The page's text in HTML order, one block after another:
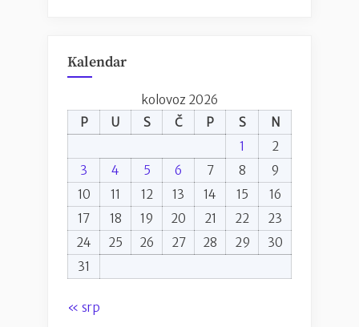
Kalendar
kolovoz 2026
P
U S Č P S
N
1
2
3
4 5 6 7 8
9
10
11 12 13 14 15
16
17
18 19 20 21 22
23
24
25 26 27 28 29
30
31
« srp